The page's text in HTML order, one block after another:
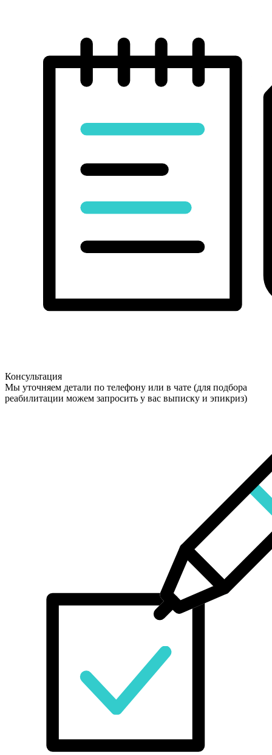
Консультация
Мы уточняем детали по телефону или в чате (для подбора
реабилитации можем запросить у вас выписку и эпикриз)